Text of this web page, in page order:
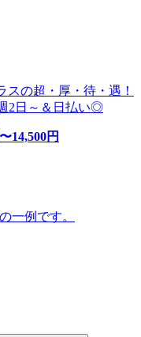
スの超・厚・待・遇！
2日～＆日払い◎
14,500円
一例です。